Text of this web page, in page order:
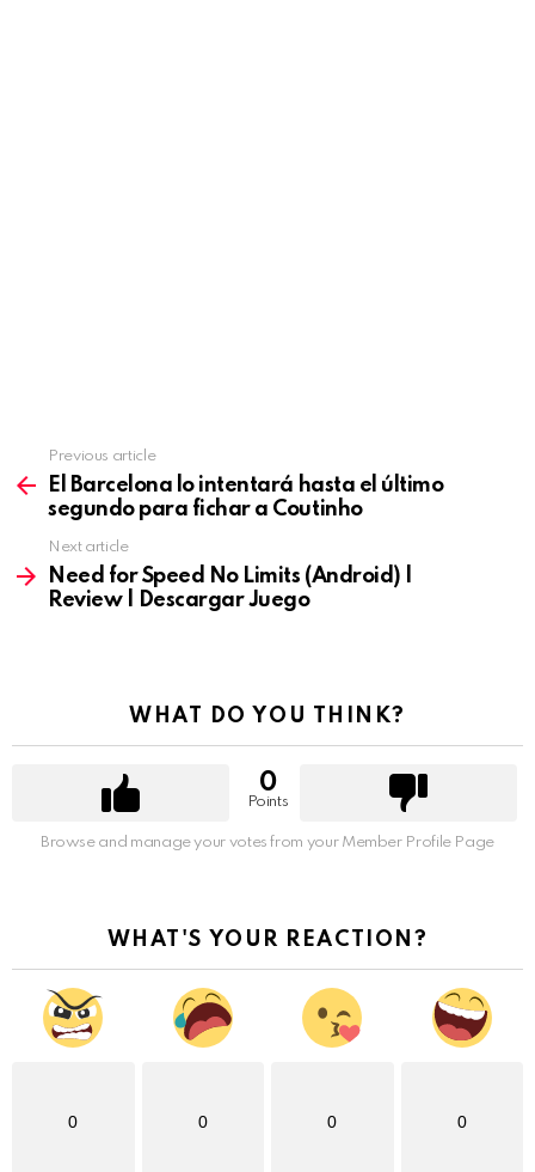
more
Previous article
El Barcelona lo intentará hasta el último
segundo para fichar a Coutinho
Next article
Need for Speed No Limits (Android) |
Review | Descargar Juego
WHAT DO YOU THINK?
0
Points
Browse and manage your votes from your Member Profile Page
WHAT'S YOUR REACTION?
0 0 0 0